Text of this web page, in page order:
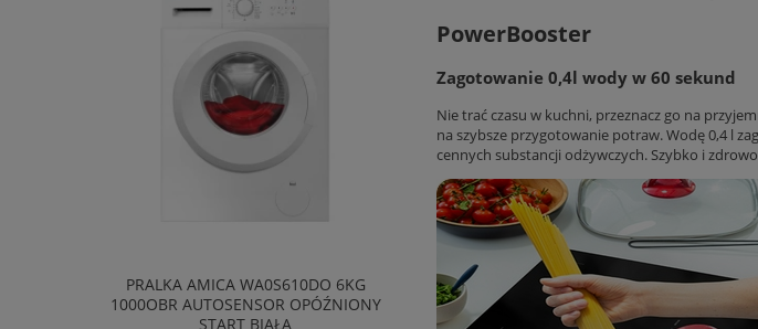
AMICA WA0S610DO 6KG
AUTOSENSOR OPÓŹNIONY
TELEWIZOR TCL 55C69KS QLED 4K UHD
SMART TV GOOGLE TV WIFI BLUETOOTH
LODÓWKA AMICA
181CM SLIMSIZE RETRO
PowerBooster
Zagotowanie 0,4l wody w 60 sekund
Nie trać czasu w kuchni, przeznacz go na
na szybsze przygotowanie potraw. Wodę 0,4 l
cennych substancji odżywczych. Szybko i